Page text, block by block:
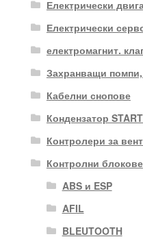
Електрически
Електрически
електромагнит.
Захранващи
Кабелни снопове
Кондензатор
Контролери за
Контролни блокове
ABS и ESP
AFIL
BLEUTOOTH